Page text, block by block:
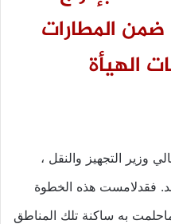
ضمن المطارات
الهيأة
التجهيز والنقل ،
فقدلامست هذه الخطوة
به ساكنة تلك المناطق